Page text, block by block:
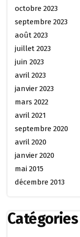
octobre 2023
septembre 2023
août 2023
juillet 2023
juin 2023
avril 2023
janvier 2023
mars 2022
avril 2021
septembre 2020
avril 2020
janvier 2020
mai 2015
décembre 2013
Catégories